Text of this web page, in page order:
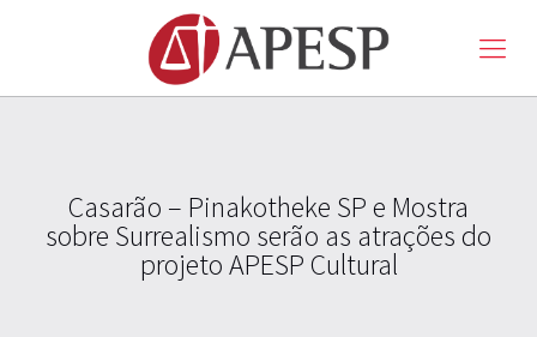
Casarão – Pinakotheke SP e Mostra
sobre Surrealismo serão as atrações do
projeto APESP Cultural